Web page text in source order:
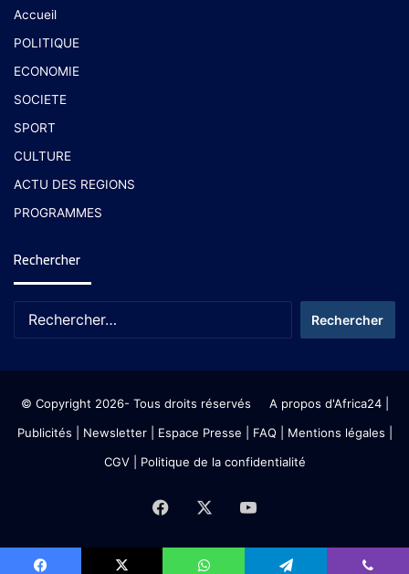
Accueil
POLITIQUE
ECONOMIE
SOCIETE
SPORT
CULTURE
ACTU DES REGIONS
PROGRAMMES
Rechercher
© Copyright 2026- Tous droits réservés A propos d'Africa24|
Publicités
Newsletter| Espace Presse | FAQ | Mentions légales
CGV| Politique de la confidentialité